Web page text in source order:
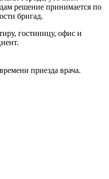
решение принимается по
бригад.
гостиницу, офис и
приезда врача.